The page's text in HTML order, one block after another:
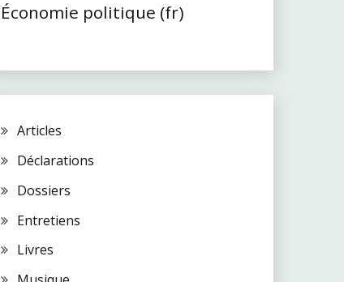
Économie politique (fr)
Articles
Déclarations
Dossiers
Entretiens
Livres